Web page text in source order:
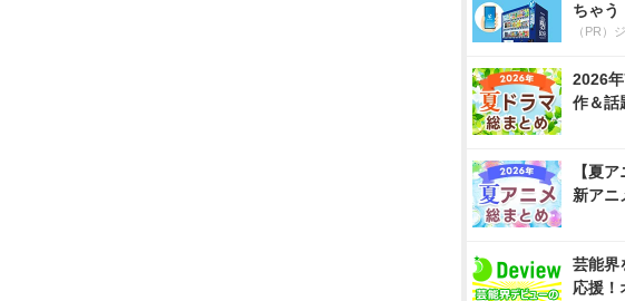
ちゃう
（PR）
2026
作＆話
【夏
新アニ
芸能界
応援！